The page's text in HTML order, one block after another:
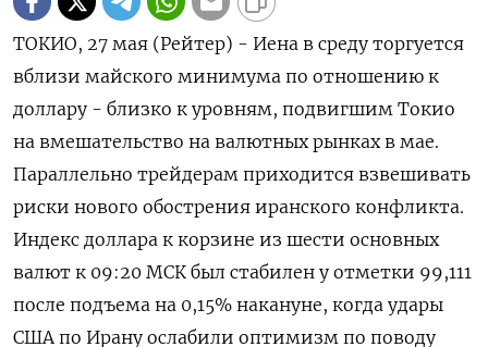
ТОКИО, 27 мая (Рейтер) - Иена в среду торгуется
вблизи майского минимума по отношению к
доллару - близко к уровням, подвигшим Токио
на вмешательство на валютных рынках ‌в мае.
Параллельно трейдерам приходится взвешивать
риски нового обострения иранского конфликта.
Индекс доллара к корзине из шести основных
валют к 09:20 МСК был стабилен у ​отметки 99,111
после ​подъема на 0,15% накануне, ​когда удары
⁠США по Ирану ослабили оптимизм по поводу